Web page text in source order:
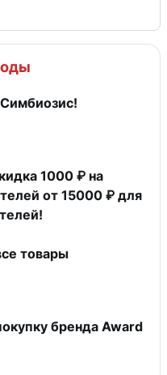
1000 ₽ на
от 15000 ₽ для
товары
бренда Award